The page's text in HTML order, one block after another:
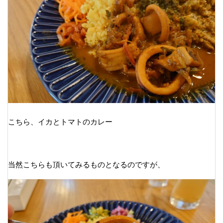
こちら、イカとトマトのカレー
当然こちらも頂いてみるものとなるのですが、